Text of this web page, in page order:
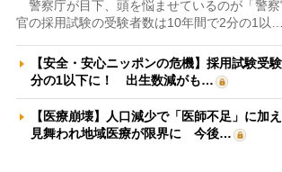
警察庁が目下、頭を悩ませているのが「警
官の採用試験の受験者数は10年間で2分の1以…
【安全・安心ニッポンの危機】採用試験受
分の1以下に！ 出生数減がも…
【医療崩壊】人口減少で「医師不足」に加
見舞われ地域医療が限界に 今後…